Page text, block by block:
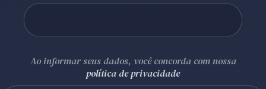
Ao informar seus dados, você concorda com nossa
política de privacidade